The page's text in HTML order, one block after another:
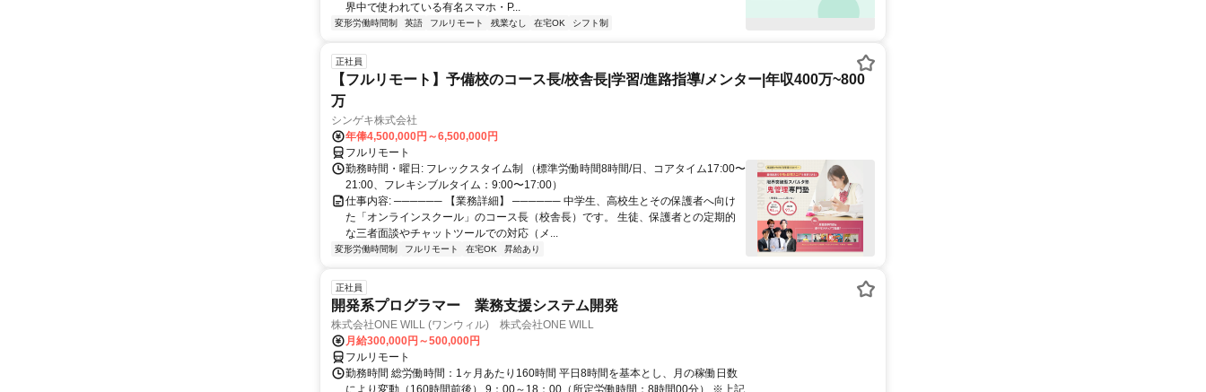
界中で使われている有名スマホ・P...
変形労働時間制 英語 フルリモート 残業なし 在宅OK シフト制
正社員
【フルリモート】予備校のコース長/校舎長|学習/進路指導/メンター|年収400万~800
万
シンゲキ株式会社
年俸4,500,000円～6,500,000円
フルリモート
勤務時間・曜日: フレックスタイム制 （標準労働時間8時間/日、コアタイム17:00〜
21:00、フレキシブルタイム：9:00〜17:00）
仕事内容: ────── 【業務詳細】 ────── 中学生、高校生とその保護者へ向け
た「オンラインスクール」のコース長（校舎長）です。 生徒、保護者との定期的
な三者面談やチャットツールでの対応（メ...
変形労働時間制 フルリモート 在宅OK 昇給あり
正社員
開発系プログラマー 業務支援システム開発
株式会社ONE WILL (ワンウィル) 株式会社ONE WILL
月給300,000円～500,000円
フルリモート
勤務時間 総労働時間：1ヶ月あたり160時間 平日8時間を基本とし、月の稼働日数
により変動（160時間前後） 9：00～18：00（所定労働時間：8時間00分） ※上記